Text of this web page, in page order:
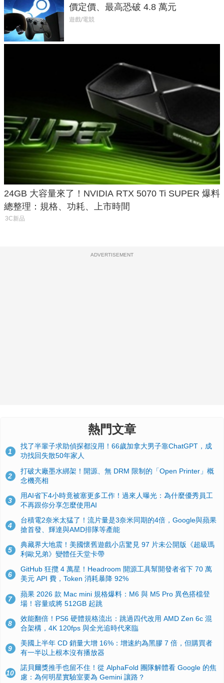
價定價、最高恐破 4.8 萬元
遊戲/電競
24GB 大容量來了！NVIDIA RTX 5070 Ti SUPER 爆料
總整理：規格、功耗、上市時間
3C新品
ADVERTISEMENT
熱門文章
1
找了半輩子求助偵探都沒用！66歲加拿大男子靠ChatGPT，成
功找回失散50年家人
2
打破大廠墨水綁架！開源、無 DRM 限制的「Open Printer」概
念機亮相
3
用AI省下4小時竟被塞更多工作！過來人曝光：為什麼優秀員工
不再跟你分享怎麼使用AI
4
台積電2奈米太猛了！流片量是3奈米同期的4倍，Google與蘋果
搶首發、輝達與AMD排隊等產能
5
典藏界大地震！美國懷舊遊戲小店驚見 97 片未公開版《超級瑪
利歐兄弟》變體任天堂卡帶
6
GitHub 狂攬 4 萬星！Headroom 開源工具幫開發者省下 70 萬
美元 API 費，Token 消耗暴降 92%
7
蘋果 2026 款 Mac mini 規格爆料：M6 與 M5 Pro 異色搭檔登
場！容量或將 512GB 起跳
8
效能翻倍！PS6 硬體規格流出：跳過四代改用 AMD Zen 6c 混
合架構，4K 120fps 與全光追時代來臨
9
美國上半年 CD 銷量大增 16%：增速約為黑膠 7 倍，但購買者
有一半以上根本沒有播放器
10
諾貝爾獎推手也留不住！從 AlphaFold 團隊解體看 Google 的焦
慮：為何明星實驗室要為 Gemini 讓路？